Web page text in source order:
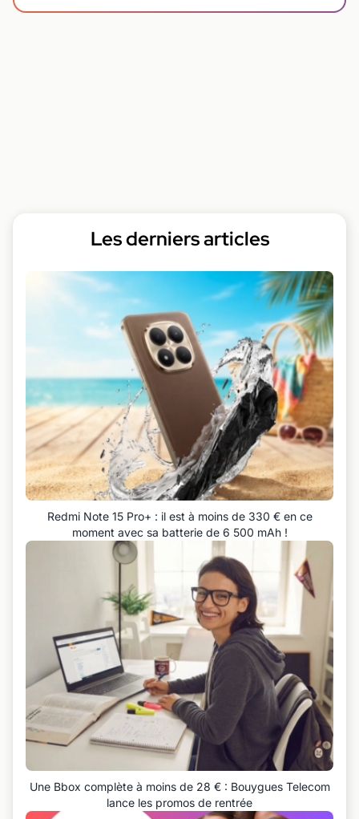
Les derniers articles
Redmi Note 15 Pro+ : il est à moins de 330 € en ce
moment avec sa batterie de 6 500 mAh !
Une Bbox complète à moins de 28 € : Bouygues Telecom
lance les promos de rentrée